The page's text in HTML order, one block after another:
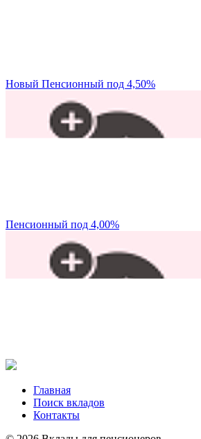
Новый Пенсионный под 4,50%
Пенсионный под 4,00%
Главная
Поиск вкладов
Контакты